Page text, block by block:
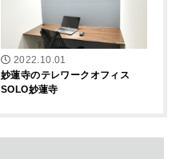
2022.10.01
妙蓮寺のテレワークオフィス
SOLO妙蓮寺